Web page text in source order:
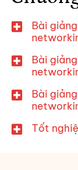
Bài
Bài
Bài
Tốt